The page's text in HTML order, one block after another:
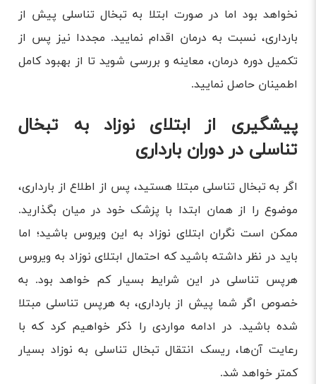
نخواهد بود اما در صورت ابتلا به تبخال تناسلی پیش از
بارداری، نسبت به درمان اقدام نمایید. مجددا نیز پس از
تکمیل دوره درمان، معاینه و بررسی شوید تا از بهبود کامل
اطمینان حاصل نمایید.
پیشگیری از ابتلای نوزاد به تبخال
تناسلی در دوران بارداری
اگر به تبخال تناسلی مبتلا هستید، پس از اطلاع از بارداری،
موضوع را از همان ابتدا با پزشک خود در میان بگذارید.
ممکن است نگران ابتلای نوزاد به این ویروس باشید؛ اما
باید در نظر داشته باشید که احتمال ابتلای نوزاد به ویروس
هرپس تناسلی در این شرایط بسیار کم خواهد بود. به
خصوص اگر شما پیش از بارداری، به هرپس تناسلی مبتلا
شده باشید. در ادامه مواردی را ذکر خواهیم کرد که با
رعایت آن‌ها، ریسک انتقال تبخال تناسلی به نوزاد بسیار
کمتر خواهد شد.